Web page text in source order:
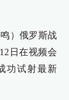
）俄罗斯战
日在视频会
功试射最新